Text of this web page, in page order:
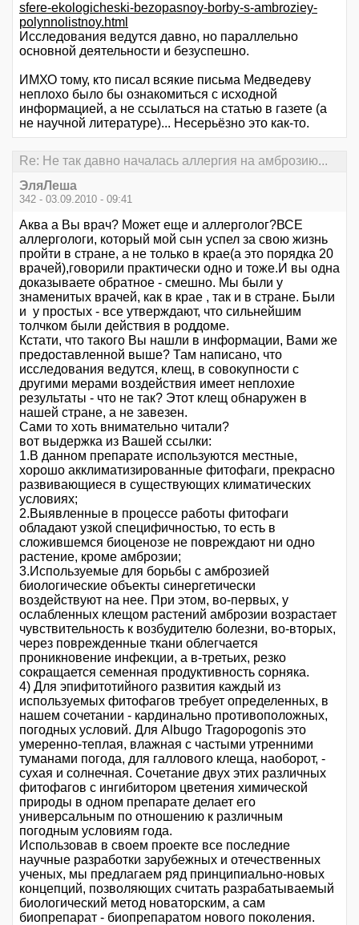
sfere-ekologicheski-bezopasnoy-borby-s-ambroziey-
polynnolistnoy.html
Исследования ведутся давно, но параллельно
основной деятельности и безуспешно.
ИМХО тому, кто писал всякие письма Медведеву
неплохо было бы ознакомиться с исходной
информацией, а не ссылаться на статью в газете (а
не научной литературе)... Несерьёзно это как-то.
Re: Не так давно началась аллергия на амброзию...
ЭляЛеша
342 - 03.09.2010 - 09:41
Аква а Вы врач? Может еще и аллерголог?ВСЕ
аллергологи, который мой сын успел за свою жизнь
пройти в стране, а не только в крае(а это порядка 20
врачей),говорили практически одно и тоже.И вы одна
доказываете обратное - смешно. Мы были у
знаменитых врачей, как в крае , так и в стране. Были
и у простых - все утверждают, что сильнейшим
толчком были действия в роддоме.
Кстати, что такого Вы нашли в информации, Вами же
предоставленной выше? Там написано, что
исследования ведутся, клещ, в совокупности с
другими мерами воздействия имеет неплохие
результаты - что не так? Этот клещ обнаружен в
нашей стране, а не завезен.
Сами то хоть внимательно читали?
вот выдержка из Вашей ссылки:
1.В данном препарате используются местные,
хорошо акклиматизированные фитофаги, прекрасно
развивающиеся в существующих климатических
условиях;
2.Выявленные в процессе работы фитофаги
обладают узкой специфичностью, то есть в
сложившемся биоценозе не повреждают ни одно
растение, кроме амброзии;
3.Используемые для борьбы с амброзией
биологические объекты синергетически
воздействуют на нее. При этом, во-первых, у
ослабленных клещом растений амброзии возрастает
чувствительность к возбудителю болезни, во-вторых,
через поврежденные ткани облегчается
проникновение инфекции, а в-третьих, резко
сокращается семенная продуктивность сорняка.
4) Для эпифитотийного развития каждый из
используемых фитофагов требует определенных, в
нашем сочетании - кардинально противоположных,
погодных условий. Для Albugo Tragopogonis это
умеренно-теплая, влажная с частыми утренними
туманами погода, для галлового клеща, наоборот, -
сухая и солнечная. Сочетание двух этих различных
фитофагов с ингибитором цветения химической
природы в одном препарате делает его
универсальным по отношению к различным
погодным условиям года.
Использовав в своем проекте все последние
научные разработки зарубежных и отечественных
ученых, мы предлагаем ряд принципиально-новых
концепций, позволяющих считать разрабатываемый
биологический метод новаторским, а сам
биопрепарат - биопрепаратом нового поколения.